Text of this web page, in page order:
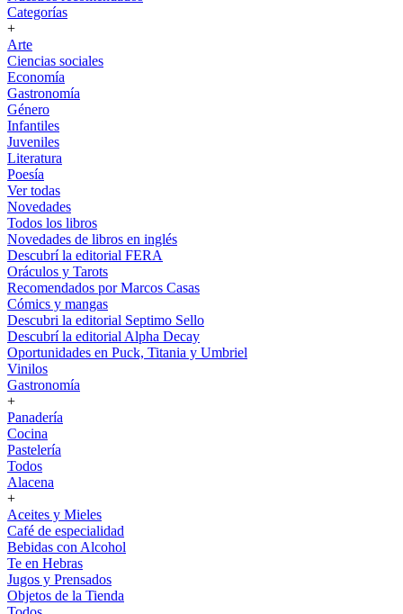
Categorías
+
Arte
Ciencias sociales
Economía
Gastronomía
Género
Infantiles
Juveniles
Literatura
Poesía
Ver todas
Novedades
Todos los libros
Novedades de libros en inglés
Descubrí la editorial FERA
Oráculos y Tarots
Recomendados por Marcos Casas
Cómics y mangas
Descubri la editorial Septimo Sello
Descubrí la editorial Alpha Decay
Oportunidades en Puck, Titania y Umbriel
Vinilos
Gastronomía
+
Panadería
Cocina
Pastelería
Todos
Alacena
+
Aceites y Mieles
Café de especialidad
Bebidas con Alcohol
Te en Hebras
Jugos y Prensados
Objetos de la Tienda